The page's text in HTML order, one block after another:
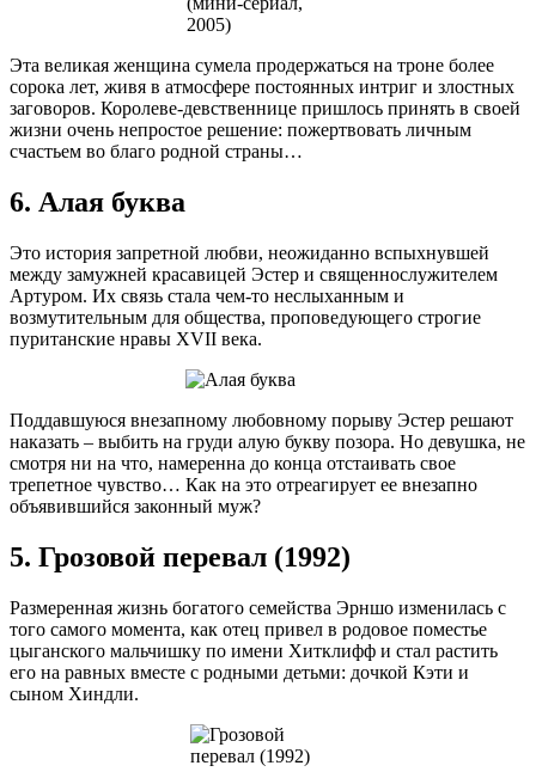
Эта великая женщина сумела продержаться на троне более
сорока лет, живя в атмосфере постоянных интриг и злостных
заговоров. Королеве-девственнице пришлось принять в своей
жизни очень непростое решение: пожертвовать личным
счастьем во благо родной страны…
6. Алая буква
Это история запретной любви, неожиданно вспыхнувшей
между замужней красавицей Эстер и священнослужителем
Артуром. Их связь стала чем-то неслыханным и
возмутительным для общества, проповедующего строгие
пуританские нравы XVII века.
Поддавшуюся внезапному любовному порыву Эстер решают
наказать – выбить на груди алую букву позора. Но девушка, не
смотря ни на что, намеренна до конца отстаивать свое
трепетное чувство… Как на это отреагирует ее внезапно
объявившийся законный муж?
5. Грозовой перевал (1992)
Размеренная жизнь богатого семейства Эрншо изменилась с
того самого момента, как отец привел в родовое поместье
цыганского мальчишку по имени Хитклифф и стал растить
его на равных вместе с родными детьми: дочкой Кэти и
сыном Хиндли.